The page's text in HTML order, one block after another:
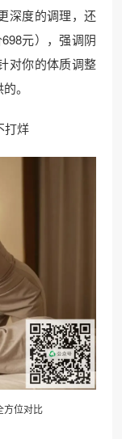
深度的调理，还
元），强调阴
对你的体质调整
。
打烊
方位对比